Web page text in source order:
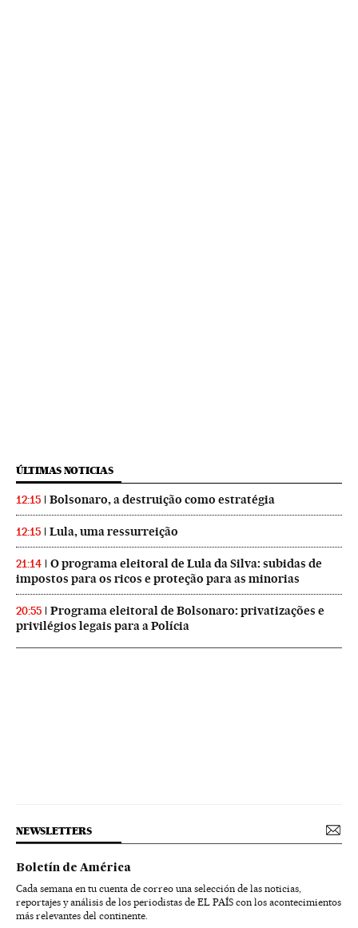
ÚLTIMAS NOTICIAS
12:15 Bolsonaro, a destruição como estratégia
12:15 Lula, uma ressurreição
21:14
O programa eleitoral de Lula da Silva: subidas de
impostos para os ricos e proteção para as minorias
20:55
Programa eleitoral de Bolsonaro: privatizações e
privilégios legais para a Polícia
NEWSLETTERS
Boletín de América
Cada semana en tu cuenta de correo una selección de las noticias,
reportajes y análisis de los periodistas de EL PAÍS con los acontecimientos
más relevantes del continente.